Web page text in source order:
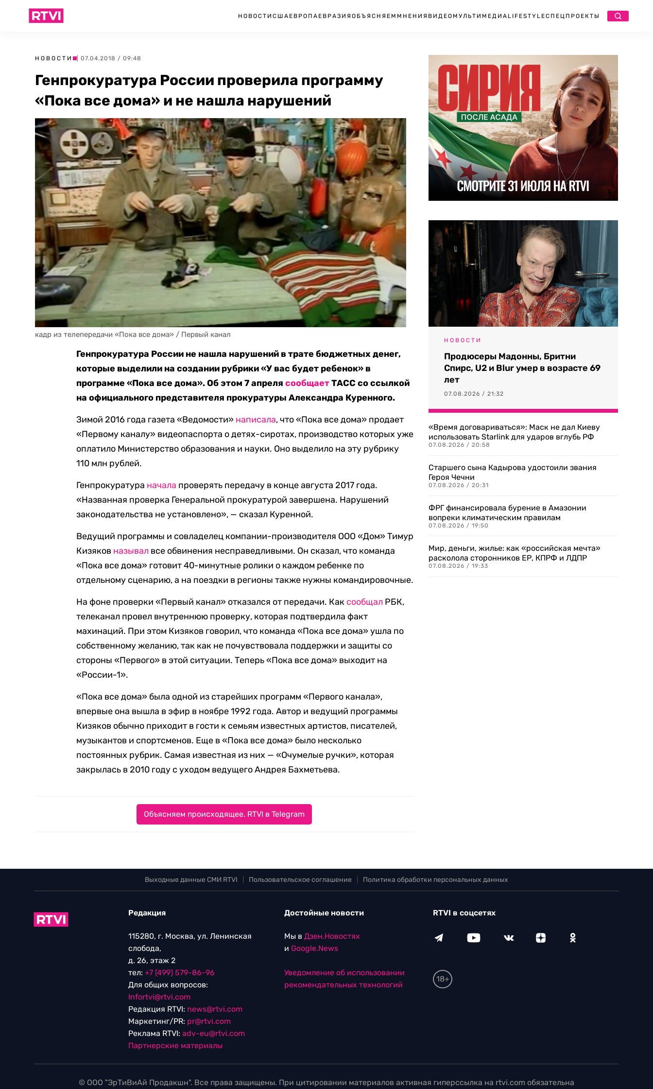
НОВОСТИ США ЕВРОПА ЕВРАЗИЯ ОБЪЯСНЯЕМ МНЕНИЯ ВИДЕО МУЛЬТИМЕДИА LIFESTYLEСПЕЦПРОЕКТЫ
НОВОСТИ | 07.04.2018 / 09:48
Генпрокуратура России проверила программу
«Пока все дома» и не нашла нарушений
кадр из телепередачи «Пока все дома» / Первый канал
Генпрокуратура России не нашла нарушений в трате бюджетных денег,
которые выделили на создании рубрики «У вас будет ребенок» в
программе «Пока все дома». Об этом 7 апрелясообщаетТАСС со ссылкой
на официального представителя прокуратуры Александра Куренного.
Зимой 2016 года газета «Ведомости» написала, что «Пока все дома» продает
«Первому каналу» видеопаспорта о детях-сиротах, производство которых уже
оплатило Министерство образования и науки. Оно выделило на эту рубрику
110 млн рублей.
Генпрокуратура начала проверять передачу в конце августа 2017 года.
«Названная проверка Генеральной прокуратурой завершена. Нарушений
законодательства не установлено», — сказал Куренной.
Ведущий программы и совладелец компании-производителя ООО «Дом» Тимур
Кизяков называл все обвинения несправедливыми. Он сказал, что команда
«Пока все дома» готовит 40-минутные ролики о каждом ребенке по
отдельному сценарию, а на поездки в регионы также нужны командировочные.
На фоне проверки «Первый канал» отказался от передачи. Как сообщал РБК,
телеканал провел внутреннюю проверку, которая подтвердила факт
махинаций. При этом Кизяков говорил, что команда «Пока все дома» ушла по
собственному желанию, так как не почувствовала поддержки и защиты со
стороны «Первого» в этой ситуации. Теперь «Пока все дома» выходит на
«России-1».
«Пока все дома» была одной из старейших программ «Первого канала»,
впервые она вышла в эфир в ноябре 1992 года. Автор и ведущий программы
Кизяков обычно приходит в гости к семьям известных артистов, писателей,
музыкантов и спортсменов. Еще в «Пока все дома» было несколько
постоянных рубрик. Самая известная из них — «Очумелые ручки», которая
закрылась в 2010 году с уходом ведущего Андрея Бахметьева.
Объясняем происходящее. RTVI в Telegram
НОВОСТИ
Продюсеры Мадонны, Бритни
Спирс, U2 и Blur умер в возрасте 69
лет
07.08.2026 / 21:32
«Время договариваться»: Маск не дал Киеву
использовать Starlink для ударов вглубь РФ
07.08.2026 / 20:58
Старшего сына Кадырова удостоили звания
Героя Чечни
07.08.2026 / 20:31
ФРГ финансировала бурение в Амазонии
вопреки климатическим правилам
07.08.2026 / 19:50
Мир, деньги, жилье: как «российская мечта»
расколола сторонников ЕР, КПРФ и ЛДПР
07.08.2026 / 19:33
Выходные данные СМИ RTVI Пользовательское соглашение Политика обработки персональных данных
Редакция
115280, г. Москва, ул. Ленинская
слобода,
д. 26, этаж 2
тел: +7 (499) 579-86-96
Для общих вопросов:
Infortvi@rtvi.com
Редакция RTVI: news@rtvi.com
Маркетинг/PR: pr@rtvi.com
Реклама RTVI: adv-eu@rtvi.com
Партнерские материалы
Достойные новости
Мы в Дзен.Новостях
и Google.News
Уведомление об использовании
рекомендательных технологий
RTVI в соцсетях
18+
© ООО "ЭрТиВиАй Продакшн". Все права защищены. При цитировании материалов активная гиперссылка на rtvi.com обязательна